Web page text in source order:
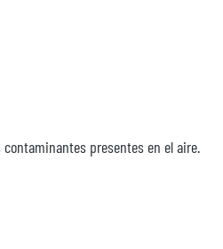
presentes en el aire.